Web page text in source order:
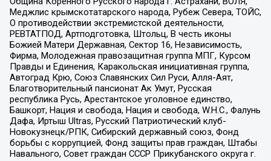
Меджлис крымскотатарского народа, Рубеж Севера, ТОЙС,
О противодействии экстремистской деятельности,
РЕВТАТПОД, Артподготовка, Штольц, В честь иконы
Божией Матери Державная, Сектор 16, Независимость,
Фирма, Молодежная правозащитная группа МПГ, Курсом
Правды и Единения, Каракольская инициативная группа,
Автоград Крю, Союз Славянских Сил Руси, Алля-Аят,
Благотворительный пансионат Ак Умут, Русская
республика Русь, Арестантское уголовное единство,
Башкорт, Нация и свобода, Нация и свобода, W.H.С., Фалунь
Дафа, Иртыш Ultras, Русский Патриотический клуб-
Новокузнецк/РПК, Сибирский державный союз, Фонд
борьбы с коррупцией, Фонд защиты прав граждан, Штабы
Навального, Совет граждан СССР Прикубанского округа г.